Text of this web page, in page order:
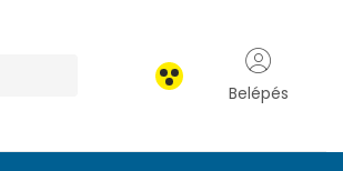
Belépés